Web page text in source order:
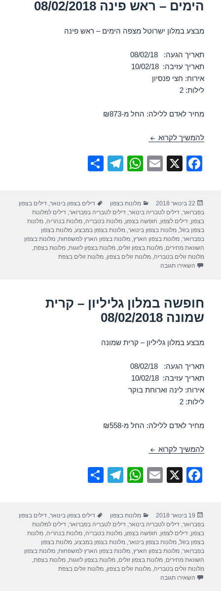
הימים – ראש פינה 08/02/2018
מבצע במלון ישרוטל מצפה הימים – ראש פינה
תאריך הגעה: 08/02/18
תאריך עזיבה: 10/02/18
אירוח: חצי פנסיון
לילות: 2
מחיר לאדם ללילה: החל מ-₪873
להמשיך לקרוא חופשה במלון ישרוטל מצפה הימים – ראש פינה 08/02/2018
F
e
b
o
o
X
E
W
s
A
p
p
T
gr
a
m
e
פורסם
בתאריך
22 בינואר 2018 קטגוריות
מלונות בצפון תגיות
דילים בצפון בינואר,דילים בצפון
בפברואר,דילים לטבריה בינואר,דילים לטבריה בפברואר,דילים למלונות
בצפון,דילים לצפון, חופשה בצפון,מלונות בטבריה,מלונות בנהריה,מלונות
בצפון בזול,מלונות בצפון בינואר,מלונות בצפון במבצע,מלונות בצפון
בפברואר,מלונות בצפון הארץ,מלונות בצפון הארץ למשפחות,מלונות בצפון
השוואת מחירים,מלונות בצפון זולים,מלונות בצפון לזוגות,מלונות בצפת,
מלונות זולים בטבריה,מלונות זולים בצפון,מלונות זולים בצפת
השאירו תגובה
חופשה במלון גליליון – קרית
שמונה 08/02/2018
מבצע במלון גליליון – קרית שמונה
תאריך הגעה: 08/02/18
תאריך עזיבה: 10/02/18
אירוח: לינה וארוחת בוקר
לילות: 2
מחיר לאדם ללילה: החל מ-₪558
להמשיך לקרוא חופשה במלון גליליון – קרית שמונה 08/02/2018
F
e
b
o
o
k
X
E
W
s
A
p
p
T
gr
a
m
e
פורסם
בתאריך
19 בינואר 2018 קטגוריות
מלונות בצפון תגיות
דילים בצפון בינואר ,דילים בצפון
בפברואר ,דילים לטבריה בינואר ,דילים לטבריה בפברואר ,דילים למלונות
בצפון ,דילים לצפון חופשה בצפון ,מלונות בטבריה ,מלונות בנהריה ,מלונות
בצפון בזול ,מלונות בצפון בינואר ,מלונות בצפון במבצע ,מלונות בצפון
בפברואר ,מלונות בצפון הארץ ,מלונות בצפון הארץ למשפחות ,מלונות בצפון
השוואת מחירים ,מלונות בצפון זולים ,מלונות בצפון לזוגות ,מלונות בצפת
מלונות זולים בטבריה ,מלונות זולים בצפון ,מלונות זולים בצפת
השאירו תגובה